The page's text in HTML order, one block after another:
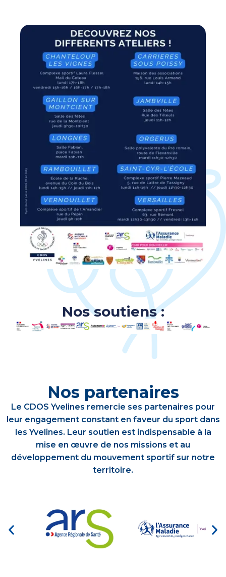
Nos soutiens :
Nos partenaires
Le CDOS Yvelines remercie ses partenaires pour
leur engagement constant en faveur du sport dans
les Yvelines. Leur soutien est indispensable à la
mise en œuvre de nos missions et au
développement du mouvement sportif sur notre
territoire.